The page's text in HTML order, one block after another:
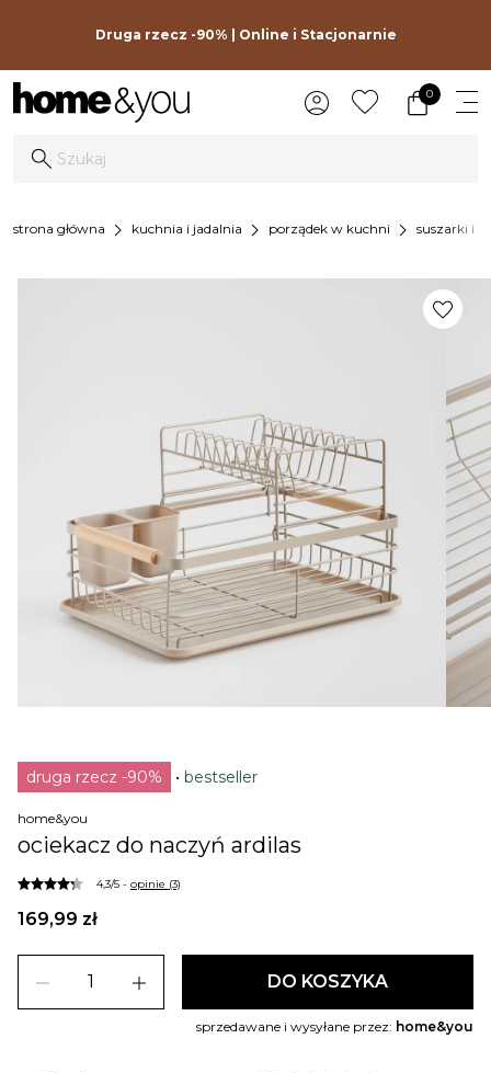
Druga rzecz -90% | Online i Stacjonarnie
0
strona główna chevron_right kuchnia i jadalnia chevron_right porządek w kuchni chevron_right suszarki i
druga rzecz -90% bestseller
home&you
ociekacz do naczyń ardilas
4,3/5 - opinie (3)
169,99 zł
remove add DO KOSZYKA
sprzedawane i wysyłane przez: home&you
favorite